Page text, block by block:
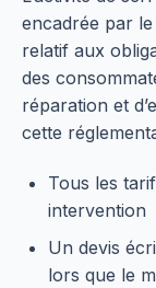
encadrée par le
relatif aux
des
réparation et
cette
Tous les
intervention
Un devis
lors que le